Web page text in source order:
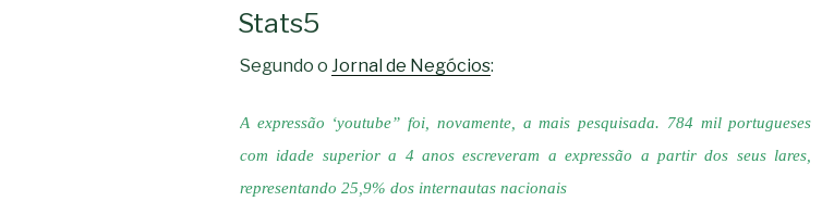
EM
Stats5
Segundo o Jornal de Negócios:
A expressão ‘youtube” foi, novamente, a mais pesquisada. 784 mil portugueses
com idade superior a 4 anos escreveram a expressão a partir dos seus lares,
representando 25,9% dos internautas nacionais